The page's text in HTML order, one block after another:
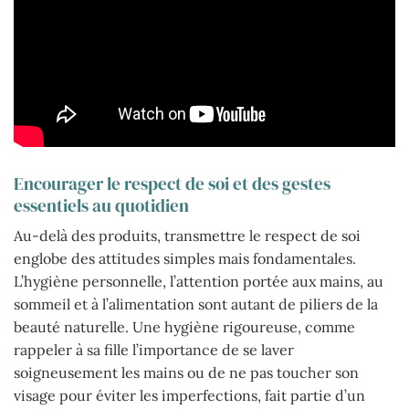
Encourager le respect de soi et des gestes
essentiels au quotidien
Au-delà des produits, transmettre le respect de soi
englobe des attitudes simples mais fondamentales.
L’hygiène personnelle, l’attention portée aux mains, au
sommeil et à l’alimentation sont autant de piliers de la
beauté naturelle. Une hygiène rigoureuse, comme
rappeler à sa fille l’importance de se laver
soigneusement les mains ou de ne pas toucher son
visage pour éviter les imperfections, fait partie d’un